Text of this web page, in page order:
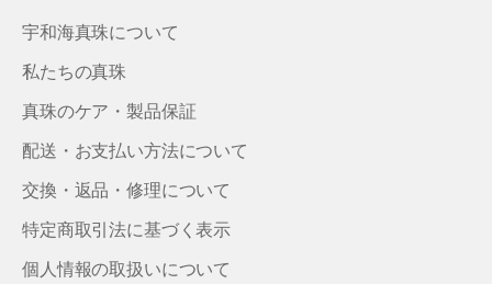
宇和海真珠について
私たちの真珠
真珠のケア・製品保証
配送・お支払い方法について
交換・返品・修理について
特定商取引法に基づく表示
個人情報の取扱いについて